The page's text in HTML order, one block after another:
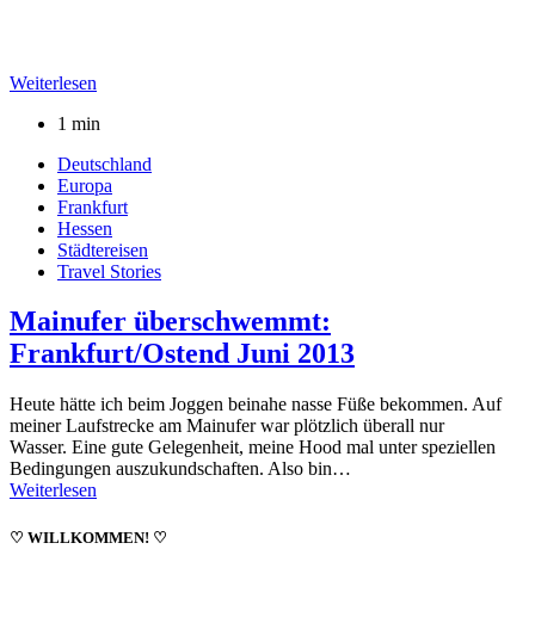
Weiterlesen
1 min
Deutschland
Europa
Frankfurt
Hessen
Städtereisen
Travel Stories
Mainufer überschwemmt:
Frankfurt/Ostend Juni 2013
Heute hätte ich beim Joggen beinahe nasse Füße bekommen. Auf
meiner Laufstrecke am Mainufer war plötzlich überall nur
Wasser. Eine gute Gelegenheit, meine Hood mal unter speziellen
Bedingungen auszukundschaften. Also bin…
Weiterlesen
♡ WILLKOMMEN! ♡